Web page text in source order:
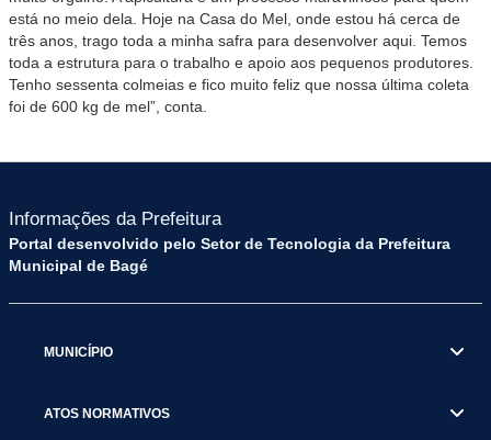
está no meio dela. Hoje na Casa do Mel, onde estou há cerca de
três anos, trago toda a minha safra para desenvolver aqui. Temos
toda a estrutura para o trabalho e apoio aos pequenos produtores.
Tenho sessenta colmeias e fico muito feliz que nossa última coleta
foi de 600 kg de mel”, conta.
Informações da Prefeitura
Portal desenvolvido pelo Setor de Tecnologia da Prefeitura
Municipal de Bagé
MUNICÍPIO
ATOS NORMATIVOS